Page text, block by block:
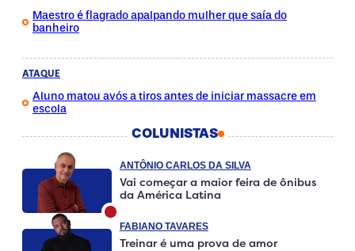
Maestro é flagrado apalpando mulher que saía do
banheiro
ATAQUE
Aluno matou avós a tiros antes de iniciar massacre em
escola
COLUNISTAS
ANTÔNIO CARLOS DA SILVA
Vai começar a maior feira de ônibus
da América Latina
FABIANO TAVARES
Treinar é uma prova de amor